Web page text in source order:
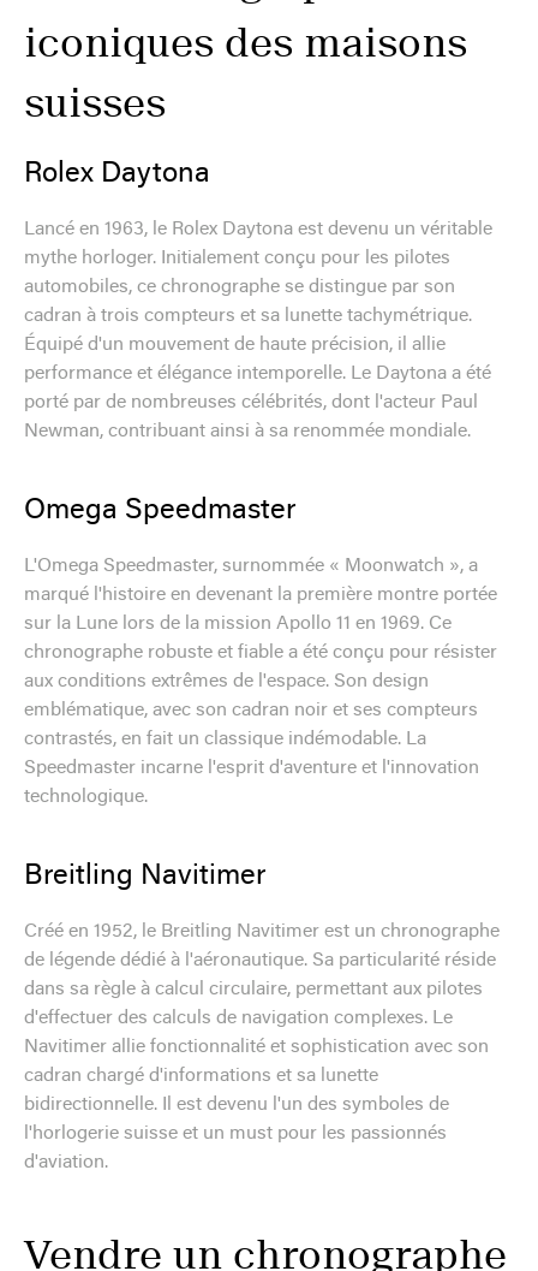
iconiques des maisons
suisses
Rolex Daytona
Lancé en 1963, le Rolex Daytona est devenu un véritable
mythe horloger. Initialement conçu pour les pilotes
automobiles, ce chronographe se distingue par son
cadran à trois compteurs et sa lunette tachymétrique.
Équipé d'un mouvement de haute précision, il allie
performance et élégance intemporelle. Le Daytona a été
porté par de nombreuses célébrités, dont l'acteur Paul
Newman, contribuant ainsi à sa renommée mondiale.
Omega Speedmaster
L'Omega Speedmaster, surnommée « Moonwatch », a
marqué l'histoire en devenant la première montre portée
sur la Lune lors de la mission Apollo 11 en 1969. Ce
chronographe robuste et fiable a été conçu pour résister
aux conditions extrêmes de l'espace. Son design
emblématique, avec son cadran noir et ses compteurs
contrastés, en fait un classique indémodable. La
Speedmaster incarne l'esprit d'aventure et l'innovation
technologique.
Breitling Navitimer
Créé en 1952, le Breitling Navitimer est un chronographe
de légende dédié à l'aéronautique. Sa particularité réside
dans sa règle à calcul circulaire, permettant aux pilotes
d'effectuer des calculs de navigation complexes. Le
Navitimer allie fonctionnalité et sophistication avec son
cadran chargé d'informations et sa lunette
bidirectionnelle. Il est devenu l'un des symboles de
l'horlogerie suisse et un must pour les passionnés
d'aviation.
Vendre un chronographe